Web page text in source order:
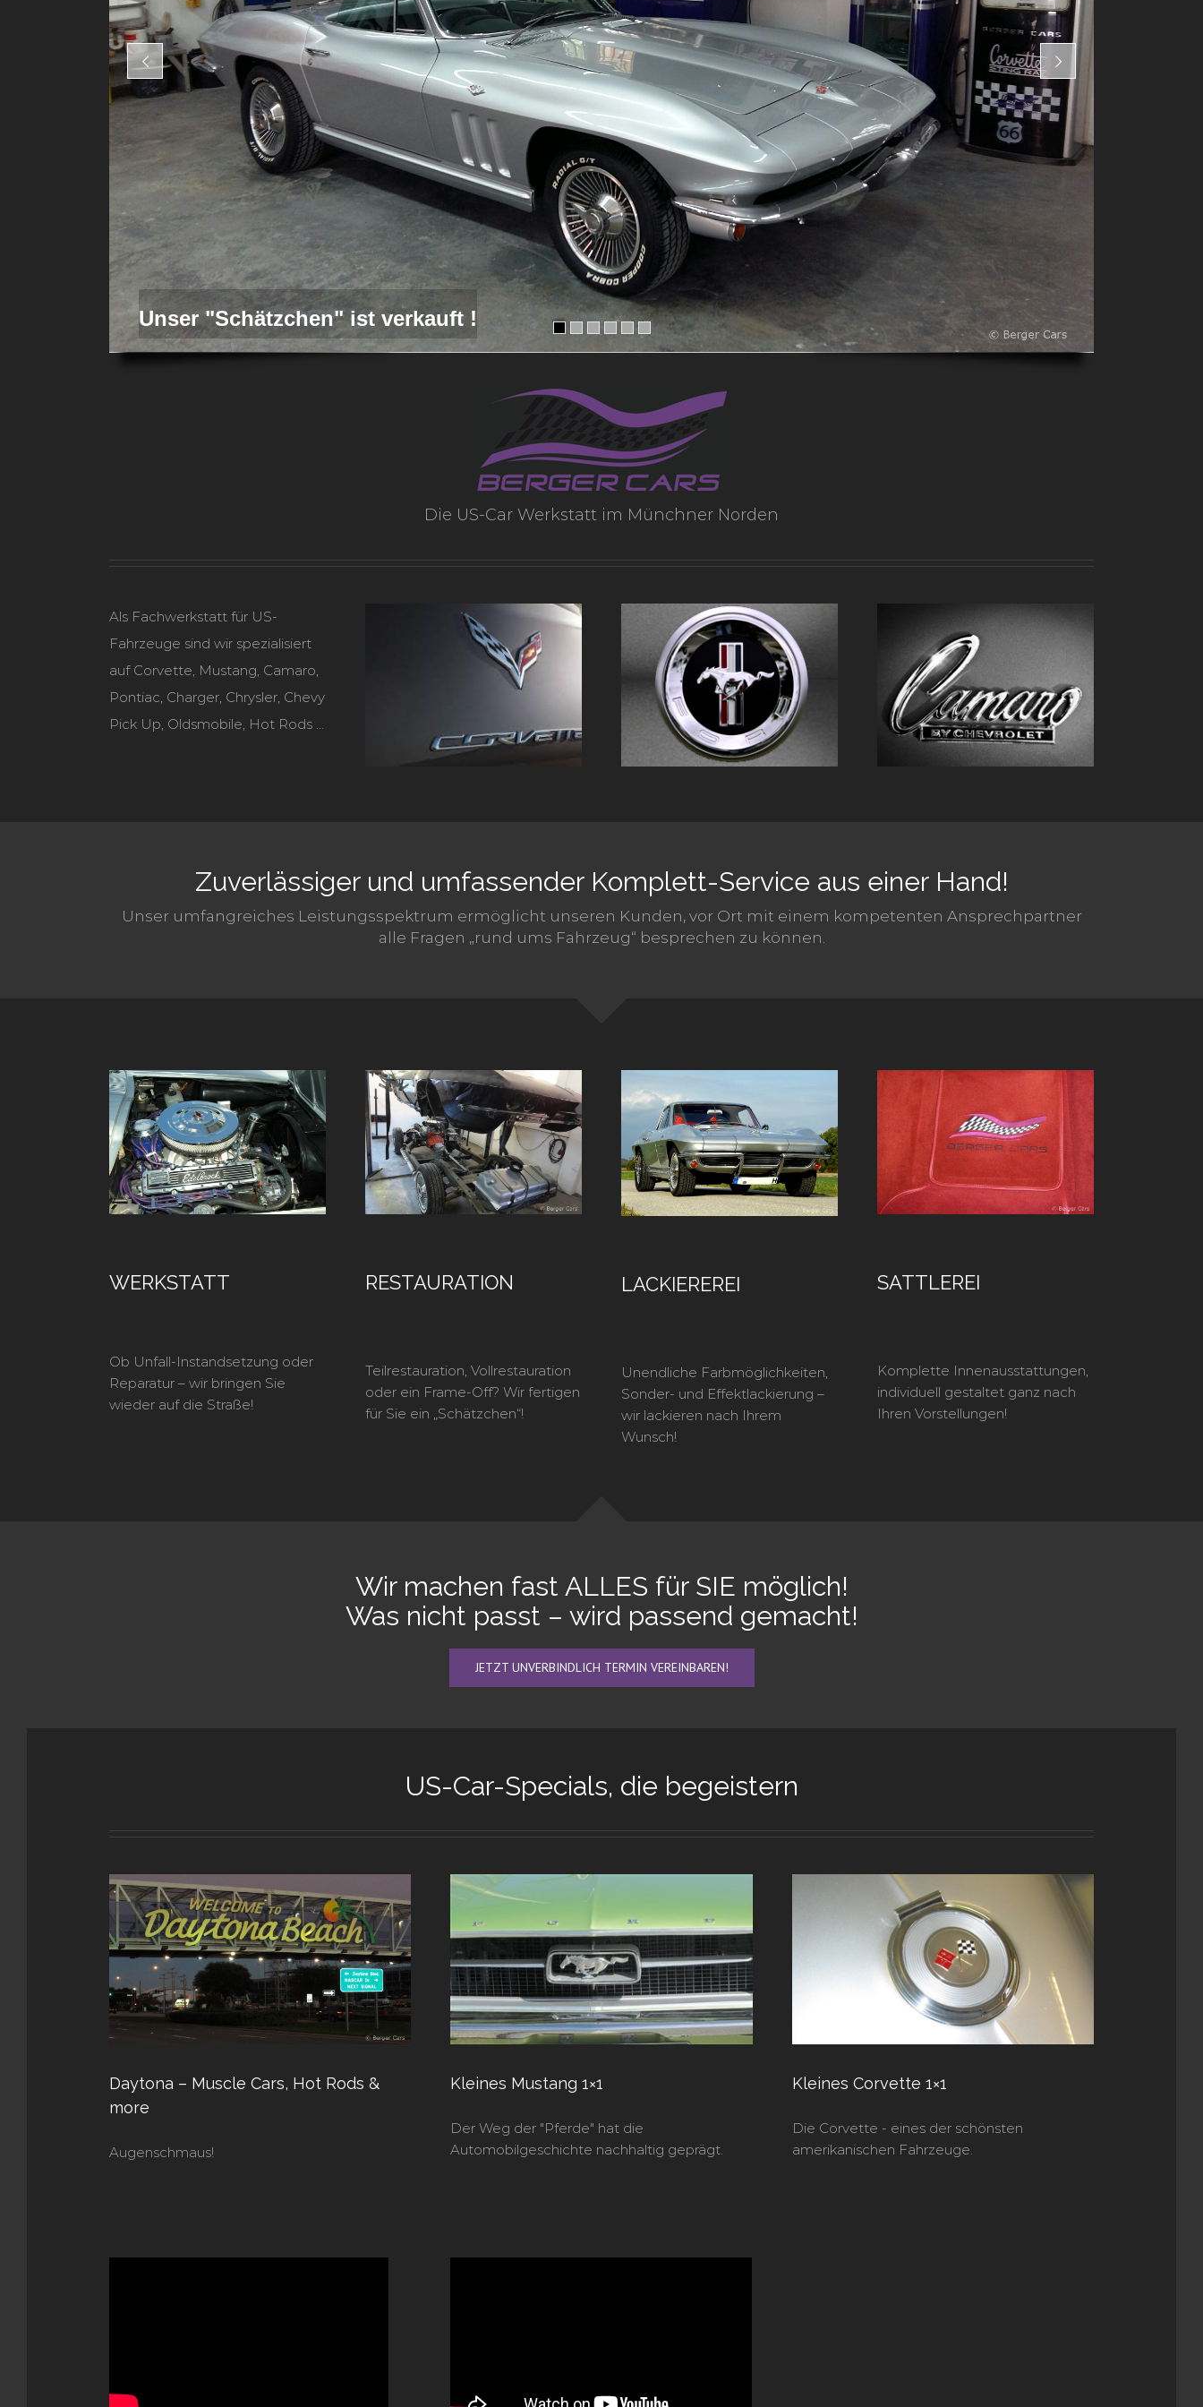
Die US-Car Werkstatt im Münchner Norden
Als Fachwerkstatt für US-
Fahrzeuge sind wir spezialisiert
auf Corvette, Mustang, Camaro,
Pontiac, Charger, Chrysler, Chevy
Pick Up, Oldsmobile, Hot Rods …
Zuverlässiger und umfassender Komplett-Service aus einer Hand!
Unser umfangreiches Leistungsspektrum ermöglicht unseren Kunden, vor Ort mit einem kompetenten Ansprechpartner
alle Fragen „rund ums Fahrzeug“ besprechen zu können.
WERKSTATT
Ob Unfall-Instandsetzung oder
Reparatur – wir bringen Sie
wieder auf die Straße!
RESTAURATION
Teilrestauration, Vollrestauration
oder ein Frame-Off? Wir fertigen
für Sie ein „Schätzchen“!
LACKIEREREI
Unendliche Farbmöglichkeiten,
Sonder- und Effektlackierung –
wir lackieren nach Ihrem
Wunsch!
SATTLEREI
Komplette Innenausstattungen,
individuell gestaltet ganz nach
Ihren Vorstellungen!
Wir machen fast ALLES für SIE möglich!
Was nicht passt – wird passend gemacht!
JETZT UNVERBINDLICH TERMIN VEREINBAREN!
US-Car-Specials, die begeistern
Daytona – Muscle Cars, Hot Rods &
more
Augenschmaus!
Kleines Mustang 1×1
Kleines Mustang 1×1
Der Weg der "Pferde" hat die
Automobilgeschichte nachhaltig geprägt.
Kleines Corvette 1×1
Kleines Corvette 1×1
Die Corvette - eines der schönsten
amerikanischen Fahrzeuge.